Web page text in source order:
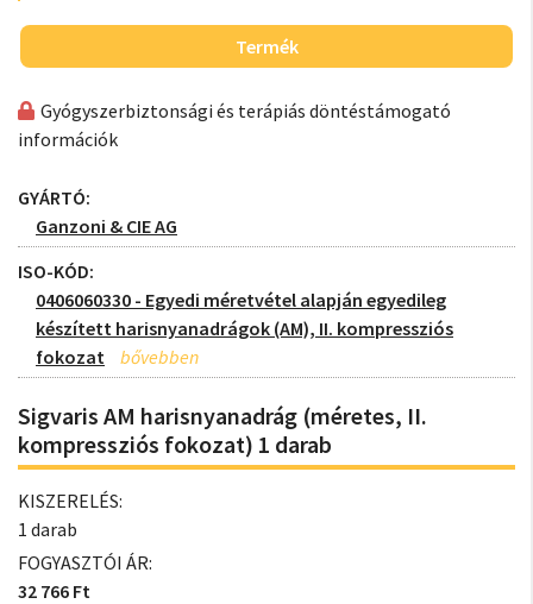
Termék
Gyógyszerbiztonsági és terápiás döntéstámogató
információk
GYÁRTÓ:
Ganzoni & CIE AG
ISO-KÓD:
0406060330 - Egyedi méretvétel alapján egyedileg
készített harisnyanadrágok (AM), II. kompressziós
fokozat
Sigvaris AM harisnyanadrág (méretes, II.
kompressziós fokozat) 1 darab
KISZERELÉS:
1 darab
FOGYASZTÓI ÁR:
32 766 Ft